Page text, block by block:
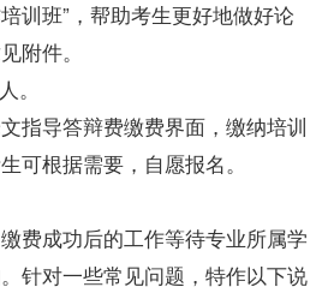
训班”，帮助考生更好地做好论
附件。
。
指导答辩费缴费界面，缴纳培训
可根据需要，自愿报名。
费成功后的工作等待专业所属学
针对一些常见问题，特作以下说